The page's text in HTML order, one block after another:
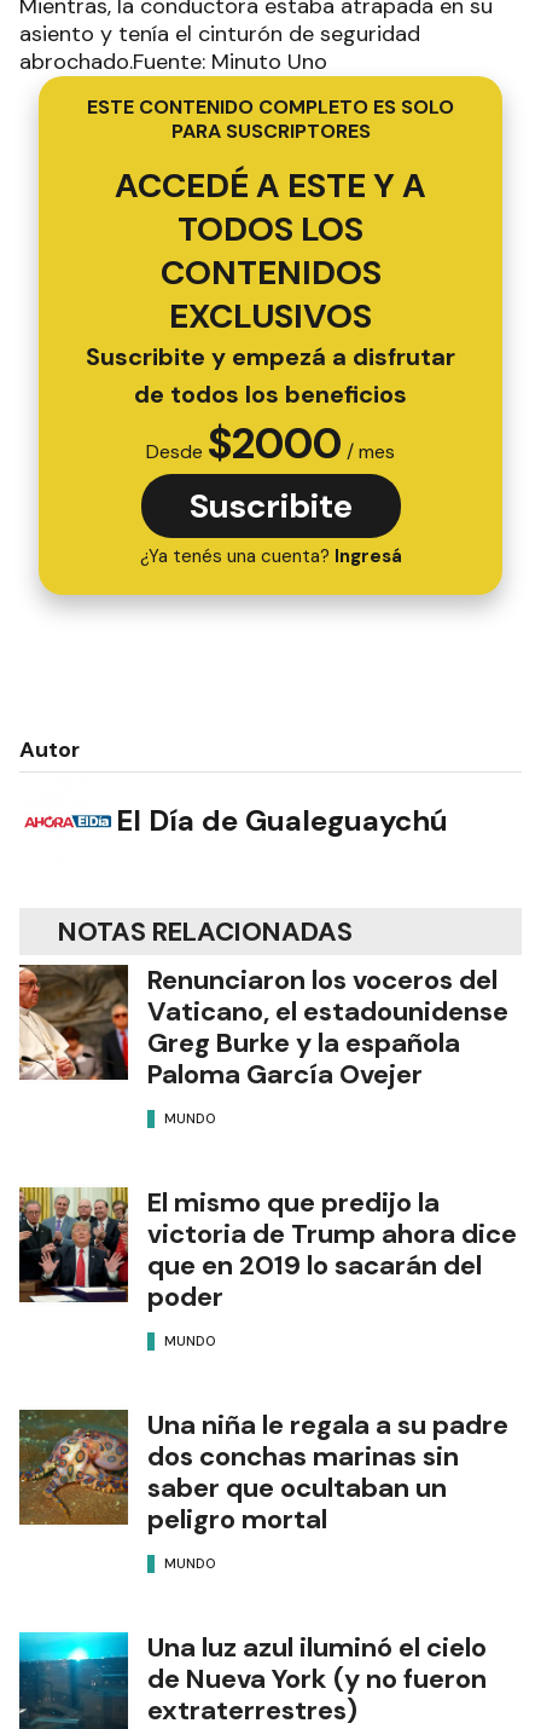
asiento y tenía el cinturón de seguridad
abrochado.Fuente: Minuto Uno
ESTE CONTENIDO COMPLETO ES SOLO
PARA SUSCRIPTORES
ACCEDÉ A ESTE Y A
TODOS LOS
CONTENIDOS
EXCLUSIVOS
Suscribite y empezá a disfrutar
de todos los beneficios
Desde $2000 / mes
Suscribite
¿Ya tenés una cuenta? Ingresá
Autor
El Día de Gualeguaychú
NOTAS RELACIONADAS
Renunciaron los voceros del
Vaticano, el estadounidense
Greg Burke y la española
Paloma García Ovejer
MUNDO
El mismo que predijo la
victoria de Trump ahora dice
que en 2019 lo sacarán del
poder
MUNDO
Una niña le regala a su padre
dos conchas marinas sin
saber que ocultaban un
peligro mortal
MUNDO
Una luz azul iluminó el cielo
de Nueva York (y no fueron
extraterrestres)